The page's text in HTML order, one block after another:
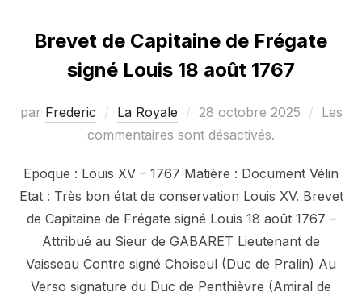
Brevet de Capitaine de Frégate
signé Louis 18 août 1767
par Frederic La Royale
Publié
le
28 octobre 2025
Les
commentaires sont désactivés.
Epoque : Louis XV – 1767 Matière : Document Vélin
Etat : Très bon état de conservation Louis XV. Brevet
de Capitaine de Frégate signé Louis 18 août 1767 –
Attribué au Sieur de GABARET Lieutenant de
Vaisseau Contre signé Choiseul (Duc de Pralin) Au
Verso signature du Duc de Penthièvre (Amiral de